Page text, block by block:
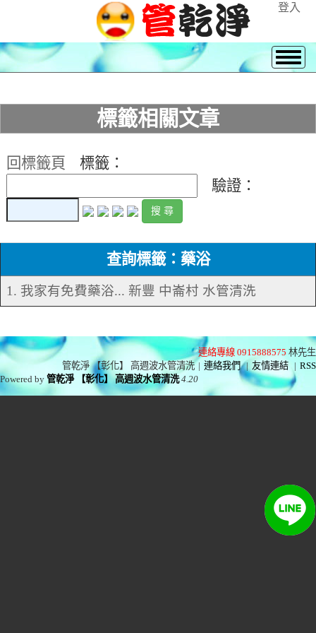
登入
標籤相關文章
回標籤頁
標籤：
驗證：
查詢標籤：藥浴
1. 我家有免費藥浴... 新豐 中崙村 水管清洗
連絡專線 0915888575 林先生
管乾淨 【彰化】 高週波水管清洗 | 連絡我們 | 友情連結 | RSS
Powered by管乾淨 【彰化】 高週波水管清洗 4.20